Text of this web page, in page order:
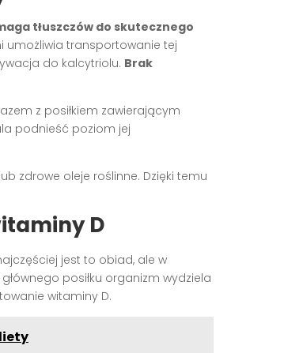
tłuszczów do skutecznego
umożliwia transportowanie tej
do kalcytriolu. Brak
z posiłkiem zawierającym
podnieść poziom jej
zdrowe oleje roślinne. Dzięki temu
D
jest to obiad, ale w
posiłku organizm wydziela
witaminy D.